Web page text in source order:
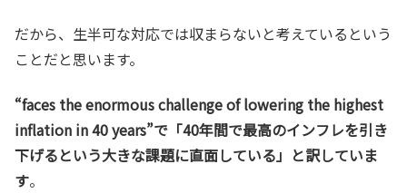
だから、生半可な対応では収まらないと考えているという
ことだと思います。
“faces the enormous challenge of lowering the highest
inflation in 40 years”で「40年間で最高のインフレを引き
下げるという大きな課題に直面している」と訳していま
す。